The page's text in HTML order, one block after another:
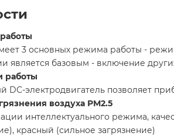
3 основных режима работы -
является базовым - включение
работы
DC-электродвигатель позволяет
воздуха РМ2.5
интеллектуального режима,
красный (сильное загрязнение)